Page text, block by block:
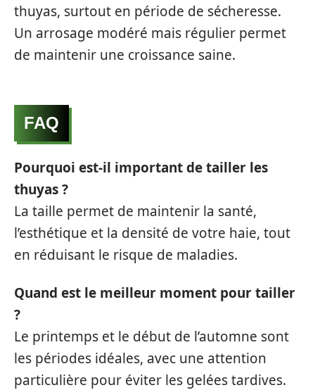
thuyas, surtout en période de sécheresse.
Un arrosage modéré mais régulier permet
de maintenir une croissance saine.
FAQ
Pourquoi est-il important de tailler les
thuyas ?
La taille permet de maintenir la santé,
l’esthétique et la densité de votre haie, tout
en réduisant le risque de maladies.
Quand est le meilleur moment pour tailler
?
Le printemps et le début de l’automne sont
les périodes idéales, avec une attention
particulière pour éviter les gelées tardives.